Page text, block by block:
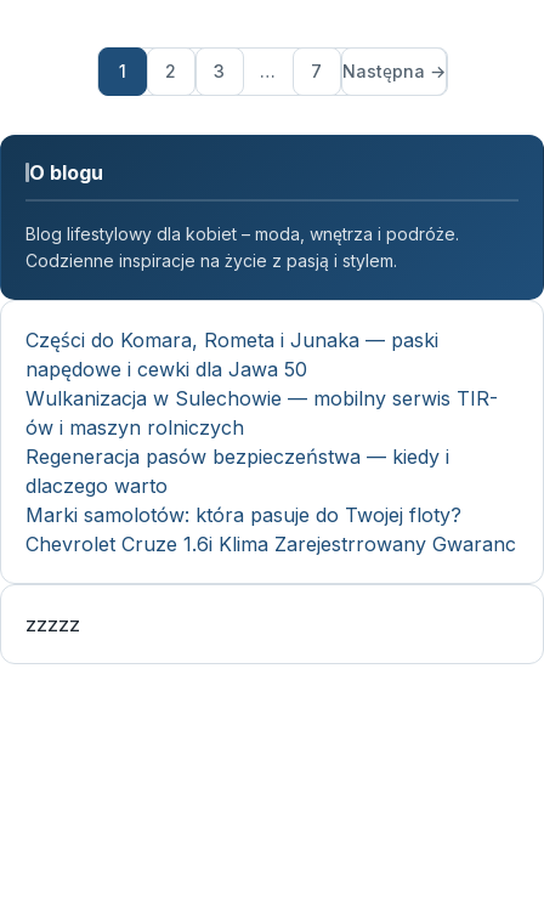
1 2 3 … 7 Następna →
O blogu
Blog lifestylowy dla kobiet – moda, wnętrza i podróże.
Codzienne inspiracje na życie z pasją i stylem.
Części do Komara, Rometa i Junaka — paski
napędowe i cewki dla Jawa 50
Wulkanizacja w Sulechowie — mobilny serwis TIR-
ów i maszyn rolniczych
Regeneracja pasów bezpieczeństwa — kiedy i
dlaczego warto
Marki samolotów: która pasuje do Twojej floty?
Chevrolet Cruze 1.6i Klima Zarejestrrowany Gwaranc
zzzzz